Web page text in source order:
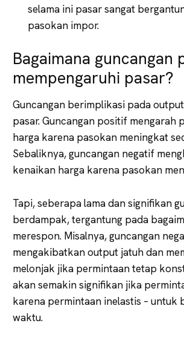
selama ini pasar sangat
pasokan impor.
Bagaimana guncangan
mempengaruhi pasar?
Guncangan berimplikasi pada
pasar. Guncangan positif mengarah
harga karena pasokan meningkat
Sebaliknya, guncangan negatif
kenaikan harga karena pasokan
Tapi, seberapa lama dan signifikan
berdampak, tergantung pada
merespon. Misalnya, guncangan
mengakibatkan output jatuh dan
melonjak jika permintaan tetap
akan semakin signifikan jika
karena permintaan inelastis – untuk
waktu.